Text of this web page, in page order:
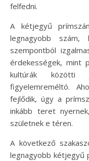
felfedni.
A kétjegyű
legnagyobb szám,
szempontból
érdekességek, mint
kultúrák közötti
figyelemreméltó.
fejlődik, úgy a
inkább teret
születnek e téren.
A következő
legnagyobb kétjegyű